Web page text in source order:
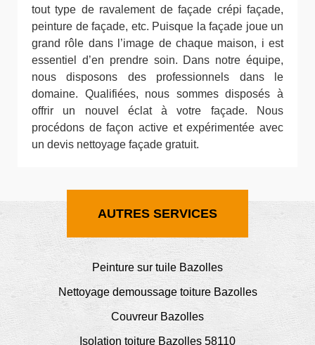
tout type de ravalement de façade crépi façade,
peinture de façade, etc. Puisque la façade joue un
grand rôle dans l’image de chaque maison, i est
essentiel d’en prendre soin. Dans notre équipe,
nous disposons des professionnels dans le
domaine. Qualifiées, nous sommes disposés à
offrir un nouvel éclat à votre façade. Nous
procédons de façon active et expérimentée avec
un devis nettoyage façade gratuit.
AUTRES SERVICES
Peinture sur tuile Bazolles
Nettoyage demoussage toiture Bazolles
Couvreur Bazolles
Isolation toiture Bazolles 58110